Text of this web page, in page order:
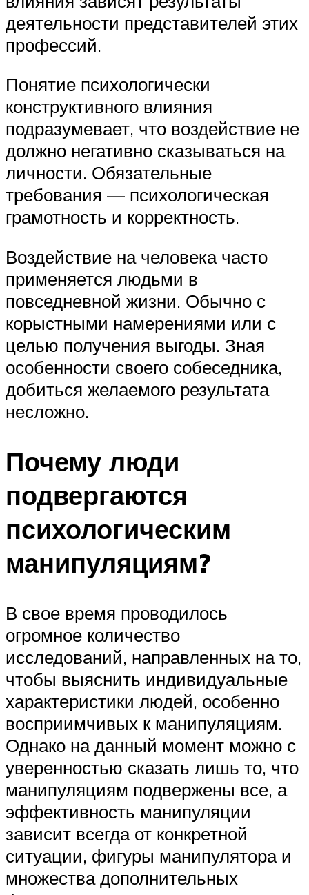
деятельности представителей этих
профессий.
Понятие психологически
конструктивного влияния
подразумевает, что воздействие не
должно негативно сказываться на
личности. Обязательные
требования — психологическая
грамотность и корректность.
Воздействие на человека часто
применяется людьми в
повседневной жизни. Обычно с
корыстными намерениями или с
целью получения выгоды. Зная
особенности своего собеседника,
добиться желаемого результата
несложно.
Почему люди
подвергаются
психологическим
манипуляциям?
В свое время проводилось
огромное количество
исследований, направленных на то,
чтобы выяснить индивидуальные
характеристики людей, особенно
восприимчивых к манипуляциям.
Однако на данный момент можно с
уверенностью сказать лишь то, что
манипуляциям подвержены все, а
эффективность манипуляции
зависит всегда от конкретной
ситуации, фигуры манипулятора и
множества дополнительных